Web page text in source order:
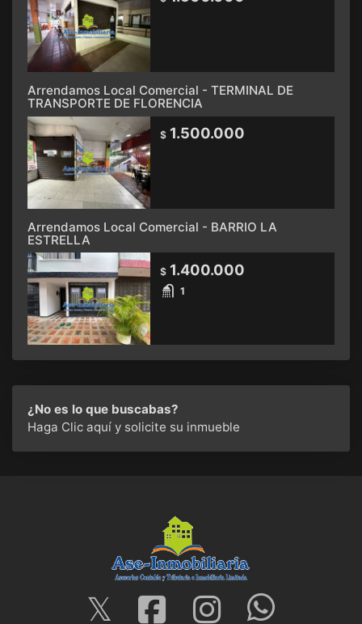
Arrendamos Local Comercial - TERMINAL DE
TRANSPORTE DE FLORENCIA
$ 1.500.000
Arrendamos Local Comercial - BARRIO LA
ESTRELLA
$ 1.400.000
1
¿No es lo que buscabas?
Haga Clic aquí y solicite su inmueble